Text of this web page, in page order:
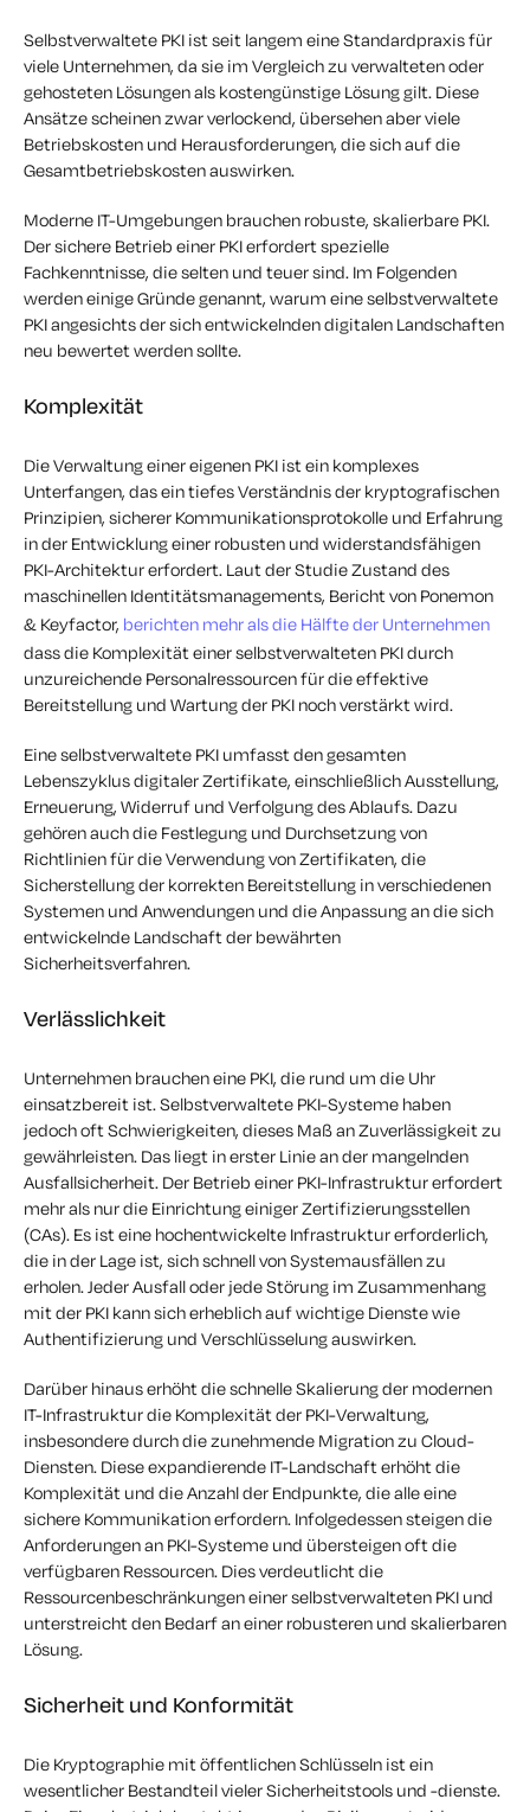
Selbstverwaltete PKI ist seit langem eine Standardpraxis für
viele Unternehmen, da sie im Vergleich zu verwalteten oder
gehosteten Lösungen als kostengünstige Lösung gilt. Diese
Ansätze scheinen zwar verlockend, übersehen aber viele
Betriebskosten und Herausforderungen, die sich auf die
Gesamtbetriebskosten auswirken.
Moderne IT-Umgebungen brauchen robuste, skalierbare PKI.
Der sichere Betrieb einer PKI erfordert spezielle
Fachkenntnisse, die selten und teuer sind. Im Folgenden
werden einige Gründe genannt, warum eine selbstverwaltete
PKI angesichts der sich entwickelnden digitalen Landschaften
neu bewertet werden sollte.
Komplexität
Die Verwaltung einer eigenen PKI ist ein komplexes
Unterfangen, das ein tiefes Verständnis der kryptografischen
Prinzipien, sicherer Kommunikationsprotokolle und Erfahrung
in der Entwicklung einer robusten und widerstandsfähigen
PKI-Architektur erfordert. Laut der StudieZustand des
maschinellen Identitätsmanagements, Bericht von Ponemon
& Keyfactor, berichten mehr als die Hälfte der Unternehmen
dass die Komplexität einer selbstverwalteten PKI durch
unzureichende Personalressourcen für die effektive
Bereitstellung und Wartung der PKI noch verstärkt wird.
Eine selbstverwaltete PKI umfasst den gesamten
Lebenszyklus digitaler Zertifikate, einschließlich Ausstellung,
Erneuerung, Widerruf und Verfolgung des Ablaufs. Dazu
gehören auch die Festlegung und Durchsetzung von
Richtlinien für die Verwendung von Zertifikaten, die
Sicherstellung der korrekten Bereitstellung in verschiedenen
Systemen und Anwendungen und die Anpassung an die sich
entwickelnde Landschaft der bewährten
Sicherheitsverfahren.
Verlässlichkeit
Unternehmen brauchen eine PKI, die rund um die Uhr
einsatzbereit ist. Selbstverwaltete PKI-Systeme haben
jedoch oft Schwierigkeiten, dieses Maß an Zuverlässigkeit zu
gewährleisten. Das liegt in erster Linie an der mangelnden
Ausfallsicherheit. Der Betrieb einer PKI-Infrastruktur erfordert
mehr als nur die Einrichtung einiger Zertifizierungsstellen
(CAs). Es ist eine hochentwickelte Infrastruktur erforderlich,
die in der Lage ist, sich schnell von Systemausfällen zu
erholen. Jeder Ausfall oder jede Störung im Zusammenhang
mit der PKI kann sich erheblich auf wichtige Dienste wie
Authentifizierung und Verschlüsselung auswirken.
Darüber hinaus erhöht die schnelle Skalierung der modernen
IT-Infrastruktur die Komplexität der PKI-Verwaltung,
insbesondere durch die zunehmende Migration zu Cloud-
Diensten. Diese expandierende IT-Landschaft erhöht die
Komplexität und die Anzahl der Endpunkte, die alle eine
sichere Kommunikation erfordern. Infolgedessen steigen die
Anforderungen an PKI-Systeme und übersteigen oft die
verfügbaren Ressourcen. Dies verdeutlicht die
Ressourcenbeschränkungen einer selbstverwalteten PKI und
unterstreicht den Bedarf an einer robusteren und skalierbaren
Lösung.
Sicherheit und Konformität
Die Kryptographie mit öffentlichen Schlüsseln ist ein
wesentlicher Bestandteil vieler Sicherheitstools und -dienste.